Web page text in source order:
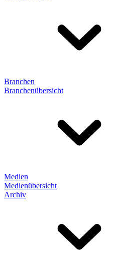
Branchen
Branchenübersicht
Medien
Medienübersicht
Archiv